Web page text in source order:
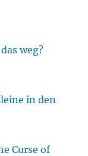
weg?
in den
Curse of